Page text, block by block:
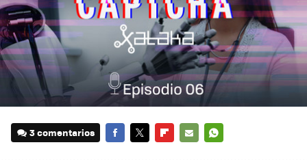
3 comentarios